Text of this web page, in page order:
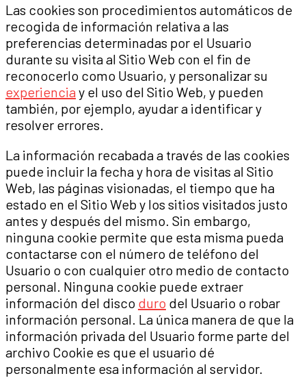
Las cookies son procedimientos automáticos de
recogida de información relativa a las
preferencias determinadas por el Usuario
durante su visita al Sitio Web con el fin de
reconocerlo como Usuario, y personalizar su
experiencia y el uso del Sitio Web, y pueden
también, por ejemplo, ayudar a identificar y
resolver errores.
La información recabada a través de las cookies
puede incluir la fecha y hora de visitas al Sitio
Web, las páginas visionadas, el tiempo que ha
estado en el Sitio Web y los sitios visitados justo
antes y después del mismo. Sin embargo,
ninguna cookie permite que esta misma pueda
contactarse con el número de teléfono del
Usuario o con cualquier otro medio de contacto
personal. Ninguna cookie puede extraer
información del disco duro del Usuario o robar
información personal. La única manera de que la
información privada del Usuario forme parte del
archivo Cookie es que el usuario dé
personalmente esa información al servidor.